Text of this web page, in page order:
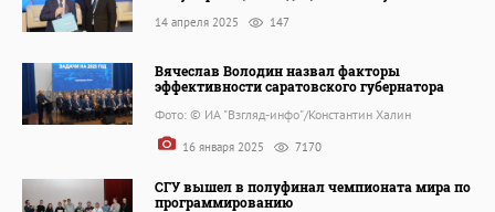
14 апреля 2025 147
Вячеслав Володин назвал факторы
эффективности саратовского губернатора
Фото: © ИА "Взгляд-инфо"/Константин Халин
16 января 2025 7170
СГУ вышел в полуфинал чемпионата мира по
программированию